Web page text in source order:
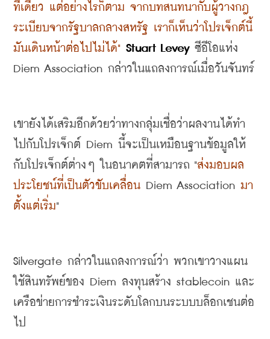
ทีเดียว แต่อย่างไรก็ตาม จากบทสนทนากับผู้วางกฎ
ระเบียบจากรัฐบาลกลางสหรัฐ เราก็เห็นว่าโปรเจ็กต์นี้
มันเดินหน้าต่อไปไม่ได้" Stuart Levey ซีอีโอแห่ง
Diem Association กล่าวในแถลงการณ์เมื่อวันจันทร์
เขายังได้เสริมอีกด้วยว่าทางกลุ่มเชื่อว่าผลงานได้ทำ
ไปกับโปรเจ็กต์ Diem นี้จะเป็นเหมือนฐานข้อมูลให้
กับโปรเจ็กต์ต่างๆ ในอนาคตที่สามารถ "ส่งมอบผล
ประโยชน์ที่เป็นตัวขับเคลื่อน Diem Association มา
ตั้งแต่เริ่ม"
Silvergate กล่าวในแถลงการณ์ว่า พวกเขาวางแผน
ใช้สินทรัพย์ของ Diem ลงทุนสร้าง stablecoin และ
เครือข่ายการชำระเงินระดับโลกบนระบบบล็อกเชนต่อ
ไป